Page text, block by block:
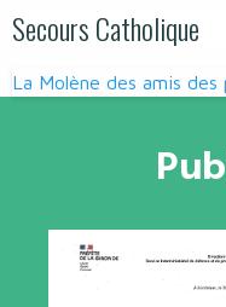
Secours Catholique
Navigation
La Molène des amis des